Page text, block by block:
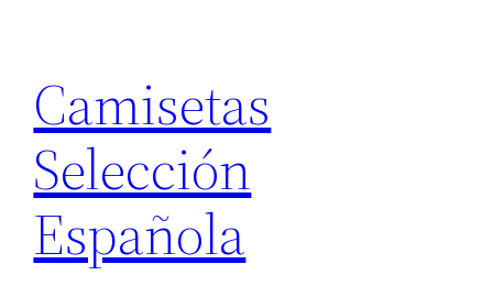
contenido
Camisetas
Selección
Española